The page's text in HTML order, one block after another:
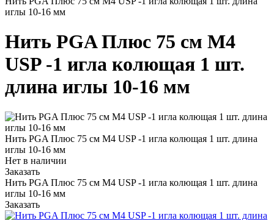
иглы 10-16 мм
Нить PGA Плюс 75 см М4
USP -1 игла колющая 1 шт.
длина иглы 10-16 мм
Нить PGA Плюс 75 см М4 USP -1 игла колющая 1 шт. длина
иглы 10-16 мм
Нет в наличии
Заказать
Нить PGA Плюс 75 см М4 USP -1 игла колющая 1 шт. длина
иглы 10-16 мм
Заказать